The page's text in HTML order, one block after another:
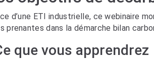
d’une ETI industrielle, ce webinaire
prenantes dans la démarche bilan
que vous apprendrez